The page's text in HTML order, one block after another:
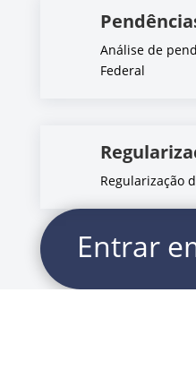
Análise de
Federal
Regularização
Entrar